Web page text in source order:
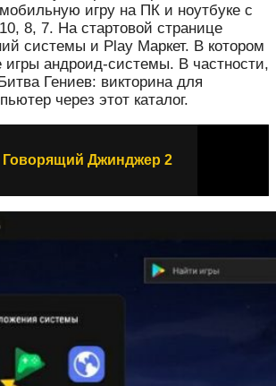
игру на ПК и ноутбуке с
8, 7. На стартовой странице
системы и Play Маркет. В котором
андроид-системы. В частности,
Гениев: викторина для
через этот каталог.
Говорящий Джинджер 2